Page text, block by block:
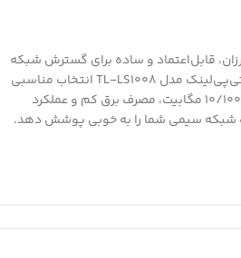
قابل‌اعتماد و ساده برای گسترش شبکه
خانگی یا دفتر کار خود هستید، تی‌پی‌لینک مدل TL-LS1008 انتخاب مناسبی
است. این دستگاه با پورت‌های 10/100 مگابیت، مصرف برق کم و عملکرد
شبکه سیمی شما را به خوبی پوشش دهد.